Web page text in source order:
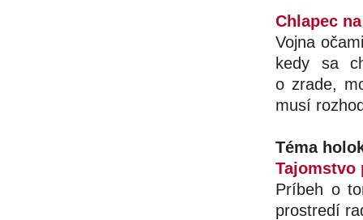
Chlapec
Vojna
kedy sa
o zrade,
musí
Téma
Tajomstvo
Príbeh o
prostredí